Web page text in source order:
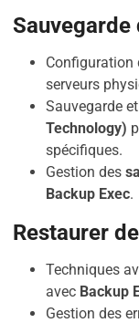
Sauvegarde
Configuration
serveurs
Sauvegarde
Technology)
spécifiques.
Gestion des
Backup Exec.
Restaurer
Techniques
avec Backup
Gestion des